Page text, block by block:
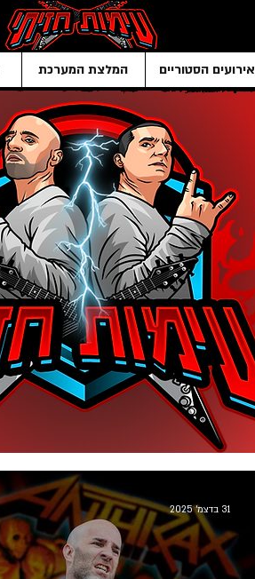
אירועים הסטוריים המלצת המערכת
31 בדצמ׳ 2025